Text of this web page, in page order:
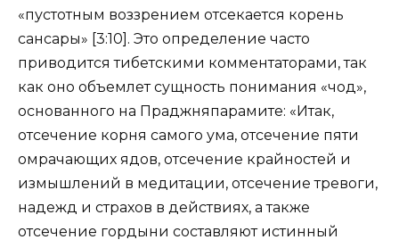
«пустотным воззрением отсекается корень
сансары» [3:10]. Это определение часто
приводится тибетскими комментаторами, так
как оно объемлет сущность понимания «чод»,
основанного на Праджняпарамите: «Итак,
отсечение корня самого ума, отсечение пяти
омрачающих ядов, отсечение крайностей и
измышлений в медитации, отсечение тревоги,
надежд и страхов в действиях, а также
отсечение гордыни составляют истинный